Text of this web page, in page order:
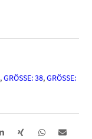
,GRÖSSE: 38 ,GRÖSSE: 4